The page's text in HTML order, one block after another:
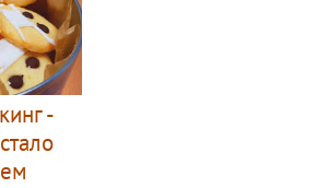
-